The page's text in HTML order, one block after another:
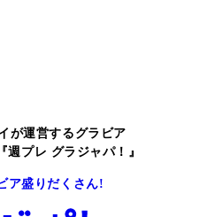
が運営するグラビア
週プレ グラジャパ！』
ア盛りだくさん!